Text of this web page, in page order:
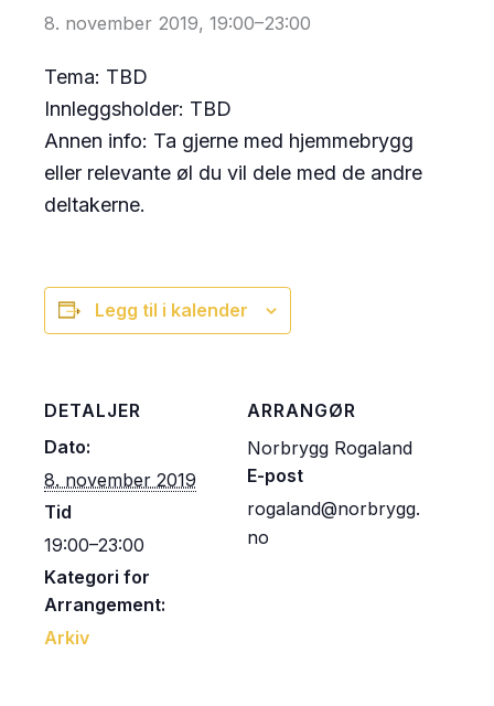
8. november 2019, 19:00–23:00
Tema: TBD
Innleggsholder: TBD
Annen info: Ta gjerne med hjemmebrygg
eller relevante øl du vil dele med de andre
deltakerne.
Legg til i kalender
DETALJER
Dato:
8. november 2019
Tid
19:00–23:00
Kategori for
Arrangement:
Arkiv
ARRANGØR
Norbrygg Rogaland
E-post
rogaland@norbrygg.
no